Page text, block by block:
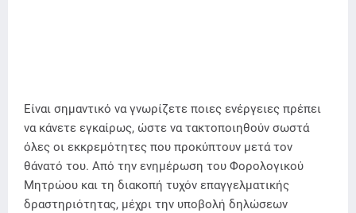
Είναι σημαντικό να γνωρίζετε ποιες ενέργειες πρέπει
να κάνετε εγκαίρως, ώστε να τακτοποιηθούν σωστά
όλες οι εκκρεμότητες που προκύπτουν μετά τον
θάνατό του. Από την ενημέρωση του Φορολογικού
Μητρώου και τη διακοπή τυχόν επαγγελματικής
δραστηριότητας, μέχρι την υποβολή δηλώσεων